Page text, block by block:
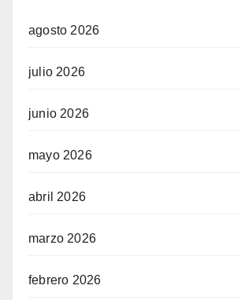
agosto 2026
julio 2026
junio 2026
mayo 2026
abril 2026
marzo 2026
febrero 2026